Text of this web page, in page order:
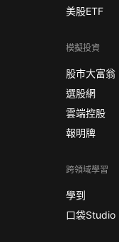
美股ETF
模擬投資
股市大富翁
選股網
雲端控股
報明牌
跨領域學習
學到
口袋Studio